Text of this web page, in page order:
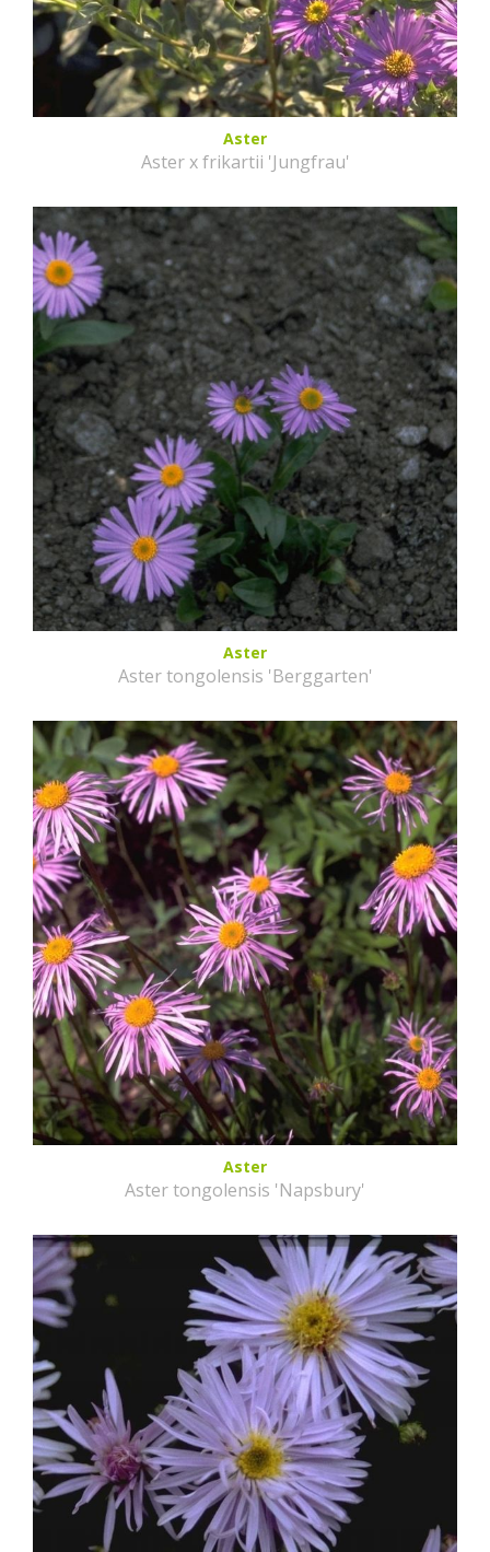
Aster
Aster x frikartii 'Jungfrau'
Aster
Aster tongolensis 'Berggarten'
Aster
Aster tongolensis 'Napsbury'